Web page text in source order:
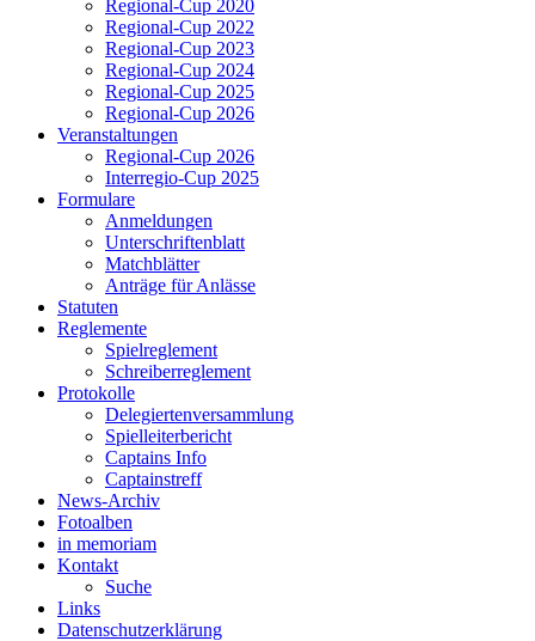
Regional-Cup 2020
Regional-Cup 2022
Regional-Cup 2023
Regional-Cup 2024
Regional-Cup 2025
Regional-Cup 2026
Veranstaltungen
Regional-Cup 2026
Interregio-Cup 2025
Formulare
Anmeldungen
Unterschriftenblatt
Matchblätter
Anträge für Anlässe
Statuten
Reglemente
Spielreglement
Schreiberreglement
Protokolle
Delegiertenversammlung
Spielleiterbericht
Captains Info
Captainstreff
News-Archiv
Fotoalben
in memoriam
Kontakt
Suche
Links
Datenschutzerklärung